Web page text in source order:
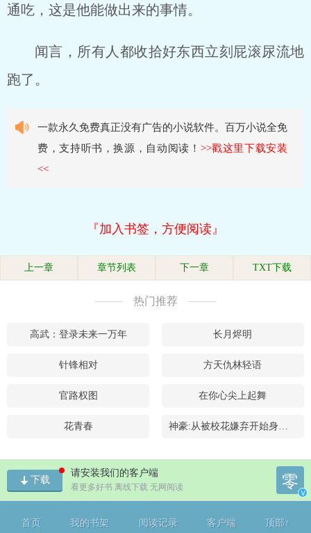
通吃，这是他能做出来的事情。
闻言，所有人都收拾好东西立刻屁滚尿流地
跑了。
一款永久免费真正没有广告的小说软件。百万小说全免
费，支持听书，换源，自动阅读！ >>戳这里下载安装
<<
『加入书签，方便阅读』
上一章 章节列表 下一章 TXT下载
热门推荐
高武：登录未来一万年 长月烬明
针锋相对 方天仇林轻语
官路权图 在你心尖上起舞
花青春 神豪:从被校花嫌弃开始身价暴涨
下载
请安装我们的客户端
看更多好书 离线下载 无网阅读 零
v
首页 我的书架 阅读记录 客户端 顶部↑